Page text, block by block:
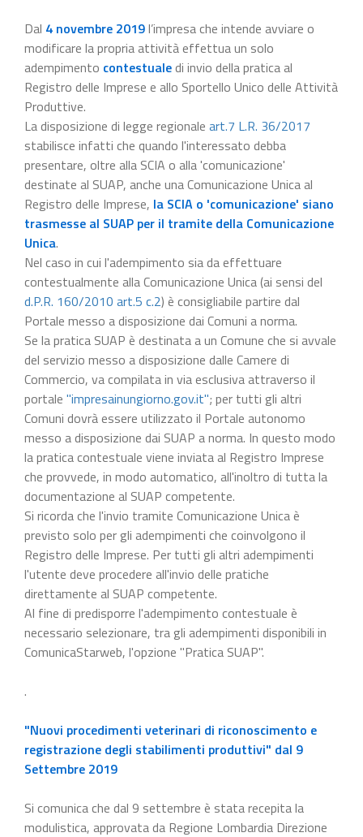
Dal 4 novembre 2019l’impresa che intende avviare o
modificare la propria attività effettua un solo
adempimento contestualedi invio della pratica al
Registro delle Imprese e allo Sportello Unico delle Attività
Produttive.
La disposizione di legge regionale art.7 L.R. 36/2017
stabilisce infatti che quando l'interessato debba
presentare, oltre alla SCIA o alla 'comunicazione'
destinate al SUAP, anche una Comunicazione Unica al
Registro delle Imprese, la SCIA o 'comunicazione' siano
trasmesse al SUAP per il tramite della Comunicazione
Unica.
Nel caso in cui l'adempimento sia da effettuare
contestualmente alla Comunicazione Unica (ai sensi del
d.P.R. 160/2010 art.5 c.2) è consigliabile partire dal
Portale messo a disposizione dai Comuni a norma.
Se la pratica SUAP è destinata a un Comune che si avvale
del servizio messo a disposizione dalle Camere di
Commercio, va compilata in via esclusiva attraverso il
portale "impresainungiorno.gov.it"; per tutti gli altri
Comuni dovrà essere utilizzato il Portale autonomo
messo a disposizione dai SUAP a norma. In questo modo
la pratica contestuale viene inviata al Registro Imprese
che provvede, in modo automatico, all'inoltro di tutta la
documentazione al SUAP competente.
Si ricorda che l'invio tramite Comunicazione Unica è
previsto solo per gli adempimenti che coinvolgono il
Registro delle Imprese. Per tutti gli altri adempimenti
l'utente deve procedere all'invio delle pratiche
direttamente al SUAP competente.
Al fine di predisporre l'adempimento contestuale è
necessario selezionare, tra gli adempimenti disponibili in
ComunicaStarweb, l'opzione "Pratica SUAP".
.
"Nuovi procedimenti veterinari di riconoscimento e
registrazione degli stabilimenti produttivi" dal 9
Settembre 2019
Si comunica che dal 9 settembre è stata recepita la
modulistica, approvata da Regione Lombardia Direzione